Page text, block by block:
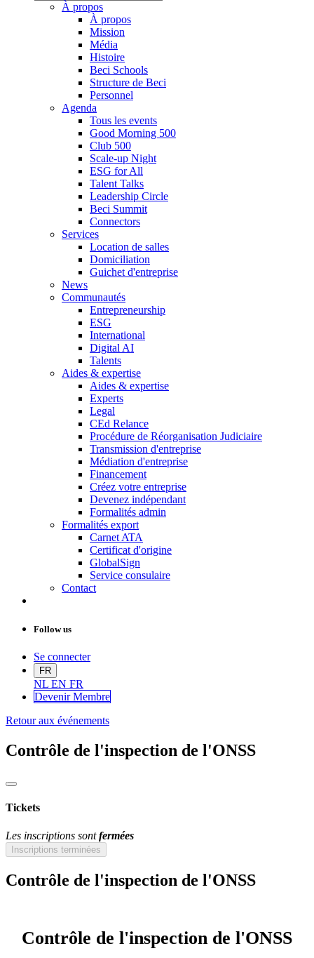
À propos
À propos
Mission
Média
Histoire
Beci Schools
Structure de Beci
Personnel
Agenda
Tous les events
Good Morning 500
Club 500
Scale-up Night
ESG for All
Talent Talks
Leadership Circle
Beci Summit
Connectors
Services
Location de salles
Domiciliation
Guichet d'entreprise
News
Communautés
Entrepreneurship
ESG
International
Digital AI
Talents
Aides & expertise
Aides & expertise
Experts
Legal
CEd Relance
Procédure de Réorganisation Judiciaire
Transmission d'entreprise
Médiation d'entreprise
Financement
Créez votre entreprise
Devenez indépendant
Formalités admin
Formalités export
Carnet ATA
Certificat d'origine
GlobalSign
Service consulaire
Contact
Follow us
Se connecter
FR
NL EN FR
Devenir Membre
Retour aux événements
Contrôle de l'inspection de l'ONSS
Tickets
Les inscriptions sontfermées
Inscriptions terminées
Contrôle de l'inspection de l'ONSS
Contrôle de l'inspection de l'ONSS